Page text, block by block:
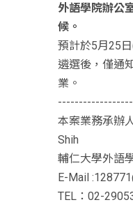
外語學院辦公
候。
預計於5月25
遴選後，僅通
業。
本案業務承辦
Shih
輔仁大學外語
E-Mail
TEL：02-